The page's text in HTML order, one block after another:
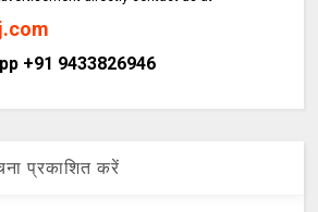
+91 9433826946
प्रकाशित करें